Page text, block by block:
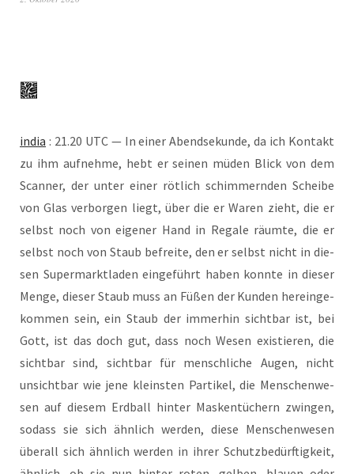
india : 21.20 UTC — In einer Abend­se­kun­de, da ich Kon­takt
zu ihm auf­neh­me, hebt er sei­nen müden Blick von dem
Scan­ner, der unter einer röt­lich schim­mern­den Schei­be
von Glas ver­bor­gen liegt, über die er Waren zieht, die er
selbst noch von eige­ner Hand in Rega­le räum­te, die er
selbst noch von Staub befrei­te, den er selbst nicht in die­
sen Super­markt­la­den ein­ge­führt haben konn­te in die­ser
Men­ge, die­ser Staub muss an Füßen der Kun­den her­ein­ge­
kom­men sein, ein Staub der immer­hin sicht­bar ist, bei
Gott, ist das doch gut, dass noch Wesen exis­tie­ren, die
sicht­bar sind, sicht­bar für mensch­li­che Augen, nicht
unsicht­bar wie jene kleins­ten Par­ti­kel, die Men­schen­we­
sen auf die­sem Erd­ball hin­ter Mas­ken­tü­chern zwin­gen,
sodass sie sich ähn­lich wer­den, die­se Men­schen­we­sen
über­all sich ähn­lich wer­den in ihrer Schutz­be­dürf­tig­keit,